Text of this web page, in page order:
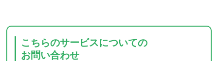
こちらのサービスについての
お問い合わせ